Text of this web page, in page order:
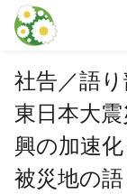
本文に飛ぶ
社告／語
東日本大
興の加速化
被災地の